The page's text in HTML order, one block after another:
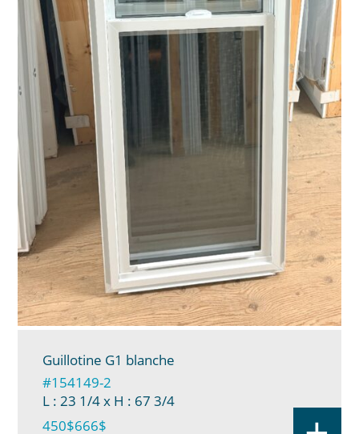
Guillotine G1 blanche
#154149-2
L : 23 1/4x H : 67 3/4
450$666$